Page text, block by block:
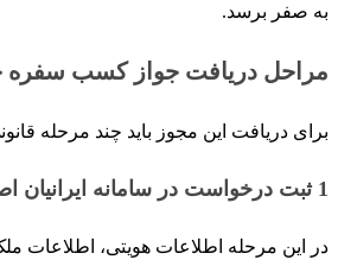
به صفر برسد.
مراحل دریافت جواز کسب سفره
برای دریافت این مجوز باید چند مرحله
1 ثبت درخواست در سامانه ایرانیان
در این مرحله اطلاعات هویتی، اطلاعات